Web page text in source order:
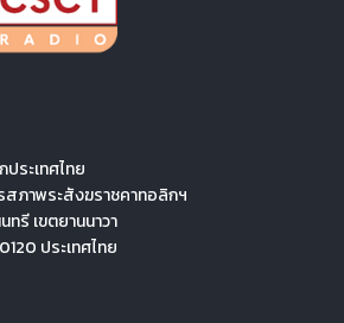
ระเทศไทย
สภาพระสังฆราชคาทอลิกฯ
รี เขตยานนาวา
ประเทศไทย